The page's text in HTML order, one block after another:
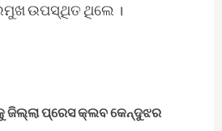
ଉପସ୍ଥିତ ଥିଲେ ।
ଜିଲ୍ଲା ପ୍ରେସ କ୍ଲବ କେନ୍ଦୁଝର